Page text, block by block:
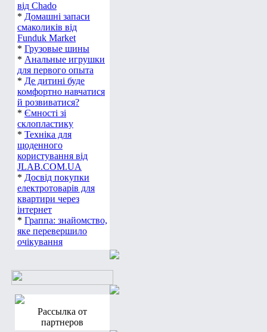
від Chado
* Домашні запаси
смаколиків від
Funduk Market
* Грузовые шины
* Анальные игрушки
для первого опыта
* Де дитині буде
комфортно навчатися
й розвиватися?
* Ємності зі
склопластику
* Техніка для
щоденного
користування від
JLAB.COM.UA
* Досвід покупки
електротоварів для
квартири через
інтернет
* Граппа: знайомство,
яке перевершило
очікування
Рассылка от
партнеров